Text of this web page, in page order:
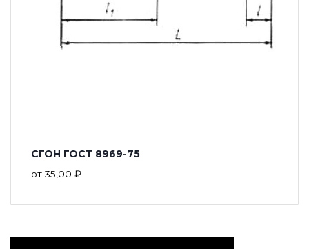
СГОН ГОСТ 8969-75
от 35,00 ₽